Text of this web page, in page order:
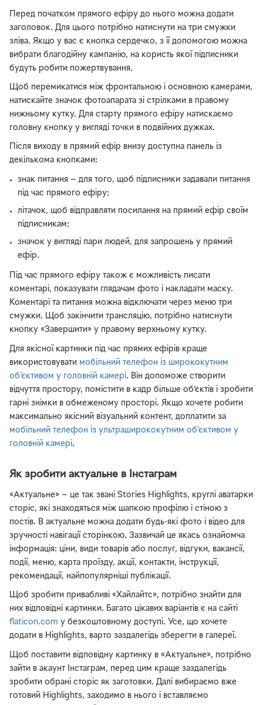
Перед початком прямого ефіру до нього можна додати
заголовок. Для цього потрібно натиснути на три смужки
зліва. Якщо у вас є кнопка сердечко, з її допомогою можна
вибрати благодійну кампанію, на користь якої підписники
будуть робити пожертвування.
Щоб перемикатися між фронтальною і основною камерами,
натискайте значок фотоапарата зі стрілками в правому
нижньому кутку. Для старту прямого ефіру натискаємо
головну кнопку у вигляді точки в подвійних дужках.
Після виходу в прямий ефір внизу доступна панель із
декількома кнопками:
знак питання — для того, щоб підписники задавали питання
під час прямого ефіру;
літачок, щоб відправляти посилання на прямий ефір своїм
підписникам;
значок у вигляді пари людей, для запрошень у прямий
ефір.
Під час прямого ефіру також є можливість писати
коментарі, показувати глядачам фото і накладати маску.
Коментарі та питання можна відключати через меню три
смужки. Щоб закінчити трансляцію, потрібно натиснути
кнопку «Завершити» у правому верхньому кутку.
Для якісної картинки під час прямих ефірів краще
використовувати мобільний телефон із ширококутним
об'єктивом у головній камері. Він допоможе створити
відчуття простору, помістити в кадр більше об’єктів і зробити
гарні знімки в обмеженому просторі. Якщо хочете робити
максимально якісний візуальний контент, доплатити за
мобільний телефон із ультраширококутним об'єктивом у
головній камері.
Як зробити актуальне в Інстаграм
«Актуальне» — це так звані Stories Highlights, круглі аватарки
сторіс, які знаходяться між шапкою профілю і стіною з
постів. В актуальне можна додати будь-які фото і відео для
зручності навігації сторінкою. Зазвичай це якась ознайомча
інформація: ціни, види товарів або послуг, відгуки, вакансії,
події, меню, карта проїзду, акції, контакти, інструкції,
рекомендації, найпопулярніші публікації.
Щоб зробити привабливі «Хайлайтс», потрібно знайти для
них відповідні картинки. Багато цікавих варіантів є на сайті
flaticon.com у безкоштовному доступі. Усе, що хочете
додати в Highlights, варто заздалегідь зберегти в галереї.
Щоб поставити відповідну картинку в «Актуальне», потрібно
зайти в акаунт Інстаграм, перед цим краще заздалегідь
зробити обрані сторіс як заготовки. Далі вибираємо вже
готовий Highlights, заходимо в нього і вставляємо